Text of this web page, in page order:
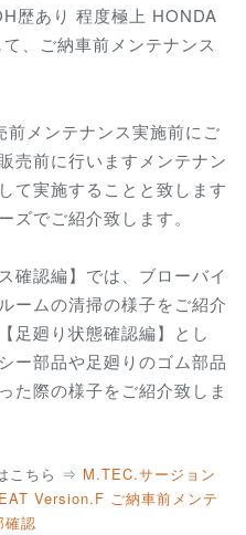
歴あり 程度極上 HONDA
、ご納車前メンテナンス
メンテナンス実施前にご
売前に行いますメンテナン
て実施することと致します
ズでご紹介致します。
確認編】では、ブローバイ
ームの清掃の様子をご紹介
足廻り状態確認編】とし
ー部品や足廻りのゴム部品
た際の様子をご紹介致しま
こちら ⇒ M.TEC.サージョン
Version.F ご納車前メンテ
確認